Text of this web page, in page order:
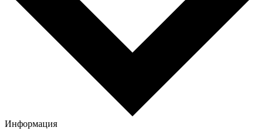
Информация